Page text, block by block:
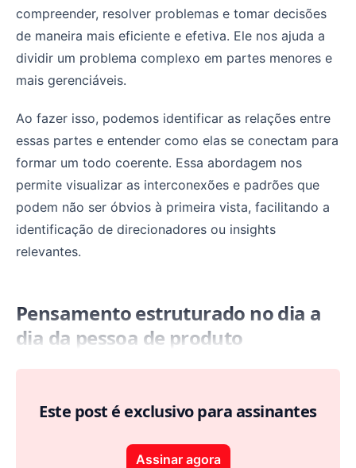
compreender, resolver problemas e tomar decisões
de maneira mais eficiente e efetiva. Ele nos ajuda a
dividir um problema complexo em partes menores e
mais gerenciáveis.
Ao fazer isso, podemos identificar as relações entre
essas partes e entender como elas se conectam para
formar um todo coerente. Essa abordagem nos
permite visualizar as interconexões e padrões que
podem não ser óbvios à primeira vista, facilitando a
identificação de direcionadores ou insights
relevantes.
Pensamento estruturado no dia a
dia da pessoa de produto
Este post é exclusivo para assinantes
Assinar agora